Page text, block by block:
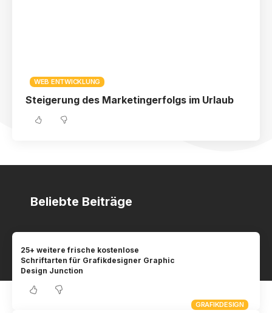
WEB ENTWICKLUNG
Steigerung des Marketingerfolgs im Urlaub
Beliebte Beiträge
GRAFIKDESIGN
25+ weitere frische kostenlose
Schriftarten für Grafikdesigner Graphic
Design Junction